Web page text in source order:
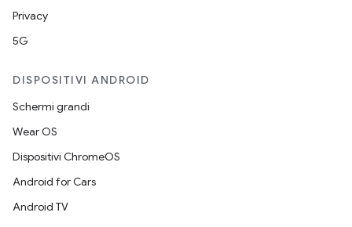
Privacy
5G
DISPOSITIVI ANDROID
Schermi grandi
Wear OS
Dispositivi ChromeOS
Android for Cars
Android TV